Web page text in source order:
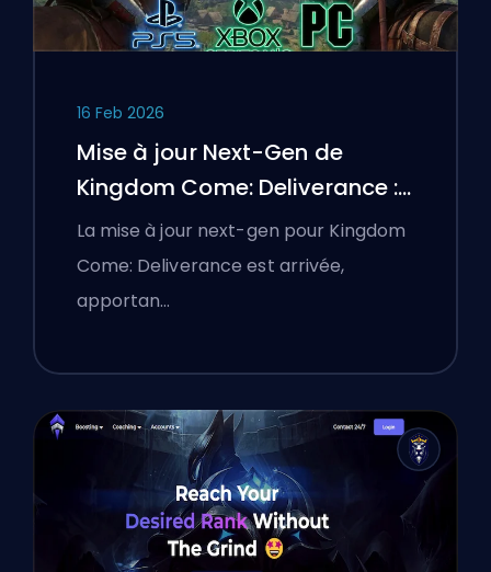
16 Feb 2026
Mise à jour Next-Gen de
Kingdom Come: Deliverance :
Une analyse approfondie
La mise à jour next-gen pour Kingdom
Come: Deliverance est arrivée,
apportan…